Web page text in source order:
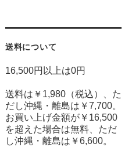
送料について
16,500円以上は0円
送料は￥1,980（税込）、た
だし沖縄・離島は￥7,700。
お買い上げ金額が￥16,500
を超えた場合は無料、ただ
し沖縄・離島は￥6,600。